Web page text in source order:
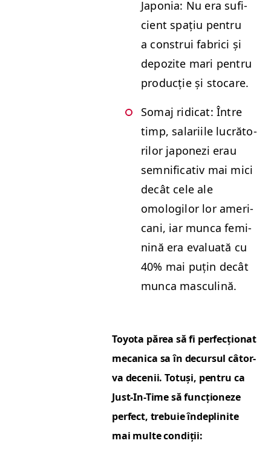
Japonia: Nu era sufi­
cient spațiu pen­tru
a con­strui fabri­ci și
depozite mari pen­tru
pro­ducție și stocare.
Somaj ridi­cat: Între
timp, salari­ile lucră­to­
rilor japonezi erau
sem­ni­fica­tiv mai mici
decât cele ale
omologilor lor amer­i­
cani, iar munca fem­i­
nină era eval­u­ată cu
40% mai puțin decât
munca masculină.
Toy­ota părea să fi per­fecțion­at
mecani­ca sa în decur­sul câtor­
va decenii. Totuși, pen­tru ca
Just-In-Time să funcționeze
per­fect, tre­buie îndepli­n­ite
mai multe condiții: